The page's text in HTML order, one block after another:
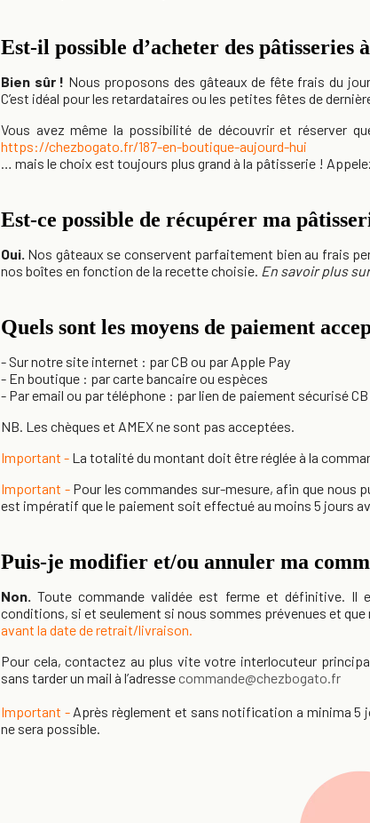
Est-il possible d’acheter des
Bien sûr ! Nous proposons des gâteaux de fête frais du
C’est idéal pour les retardataires ou les petites fêtes de
Vous avez même la possibilité de découvrir et réserver
https://chezbogato.fr/187-en-boutique-aujourd-hui
… mais le choix est toujours plus grand à la pâtisserie !
Est-ce possible de récupérer ma
Oui. Nos gâteaux se conservent parfaitement bien au frais
nos boîtes en fonction de la recette choisie. En savoir plus
Quels sont les moyens de paiement
- Sur notre site internet : par CB ou par Apple Pay
- En boutique : par carte bancaire ou espèces
- Par email ou par téléphone : par lien de paiement sécurisé CB
NB. Les chèques et AMEX ne sont pas acceptées.
Important - La totalité du montant doit être réglée à la
Important - Pour les commandes sur-mesure, afin que nous
est impératif que le paiement soit effectué au moins 5 jours
Puis-je modifier et/ou annuler ma
Non.Toute commande validée est ferme et définitive. Il
conditions, si et seulement si nous sommes prévenues et
avant la date de retrait/livraison
Pour cela, contactez au plus vite votre interlocuteur
sans tarder un mail à l’adresse commande@chezbogato.fr
Important - Après règlement et sans notification a minima
ne sera possible.